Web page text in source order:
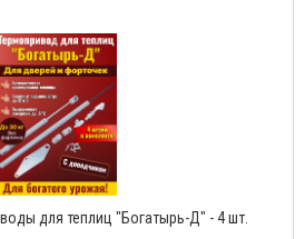
для теплиц "Богатырь-Д" - 4